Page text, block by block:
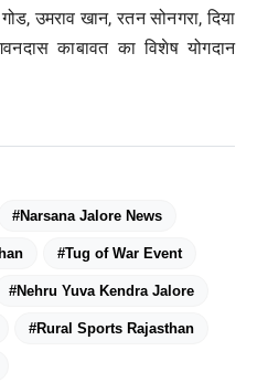
उमराव खान, रतन सोनगरा, दिया
काबावत का विशेष योगदान
#Narsana Jalore News
#Tug of War Event
#Nehru Yuva Kendra Jalore
#Rural Sports Rajasthan